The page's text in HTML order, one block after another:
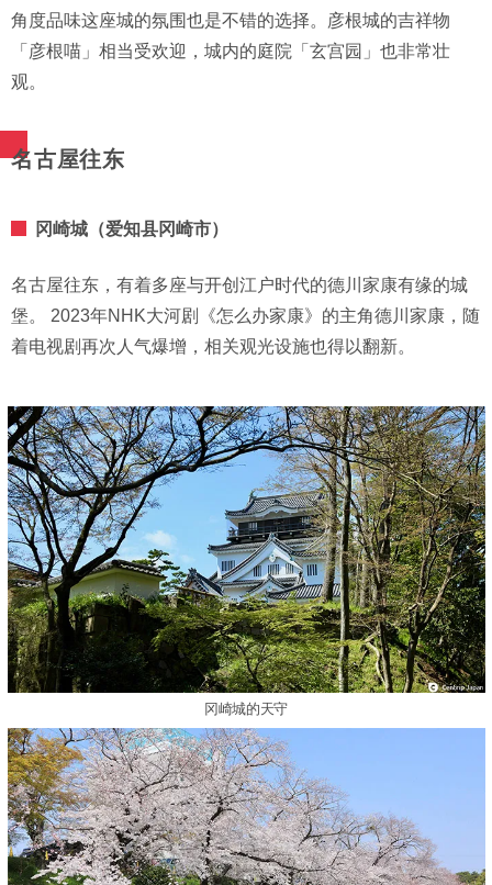
角度品味这座城的氛围也是不错的选择。彦根城的吉祥物
「彦根喵」相当受欢迎，城内的庭院「玄宫园」也非常壮
观。
名古屋往东
冈崎城（爱知县冈崎市）
名古屋往东，有着多座与开创江户时代的德川家康有缘的城
堡。 2023年NHK大河剧《怎么办家康》的主角德川家康，随
着电视剧再次人气爆增，相关观光设施也得以翻新。
冈崎城的天守